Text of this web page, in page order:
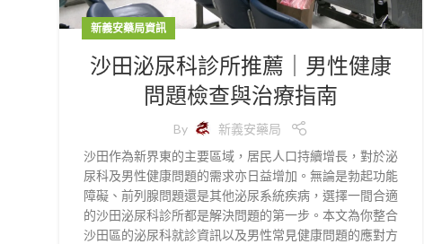
新義安藥局資訊
沙田泌尿科診所推薦｜男性健康
問題檢查與治療指南
By
新義安藥局
沙田作為新界東的主要區域，居民人口持續增長，對於泌
尿科及男性健康問題的需求亦日益增加。無論是勃起功能
障礙、前列腺問題還是其他泌尿系統疾病，選擇一間合適
的沙田泌尿科診所都是解決問題的第一步。本文為你整合
沙田區的泌尿科就診資訊以及男性常見健康問題的應對方